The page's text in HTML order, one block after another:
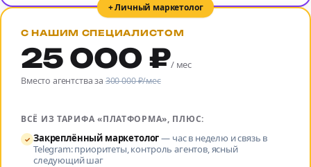
+ Личный маркетолог
С НАШИМ СПЕЦИАЛИСТОМ
25 000 ₽/ мес
Вместо агентства за 300 000 ₽/мес
ВСЁ ИЗ ТАРИФА «ПЛАТФОРМА», ПЛЮС:
✓ Закреплённый маркетолог— час в неделю и связь в
Telegram: приоритеты, контроль агентов, ясный
следующий шаг